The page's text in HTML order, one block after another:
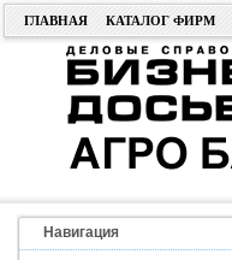
ГЛАВНАЯ КАТАЛОГ ФИРМ
Навигация